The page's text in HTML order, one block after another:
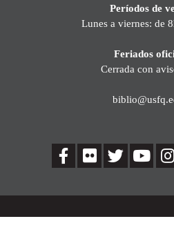
Períodos de
Lunes a viernes: de
Feriados
Cerrada con